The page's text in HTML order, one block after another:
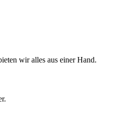
wir alles aus einer Hand.